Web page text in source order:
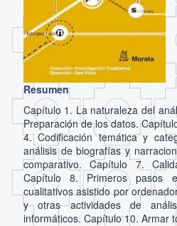
Resumen
Capítulo 1. La naturaleza del
Preparación de los datos.
4. Codificación temática y
análisis de biografías y
comparativo. Capítulo 7.
Capítulo 8. Primeros pasos
cualitativos asistido por
y otras actividades de
informáticos. Capítulo 10. Armar